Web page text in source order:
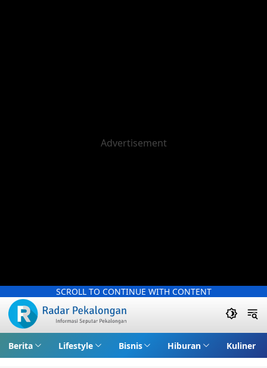
SCROLL TO CONTINUE WITH CONTENT
Berita Lifestyle Bisnis Hiburan Kuliner